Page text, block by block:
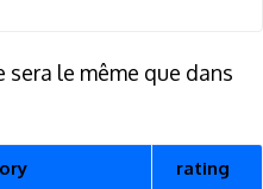
le même que dans
rating